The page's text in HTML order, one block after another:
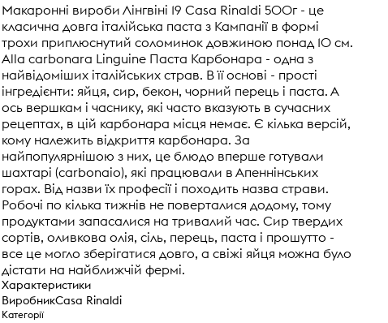
Макаронні вироби Лінгвіні 19 Casa Rinaldi 500г - це
класична довга італійська паста з Кампанії в формі
трохи приплюснутий соломинок довжиною понад 10 см.
Alla carbonara Linguine Паста Карбонара - одна з
найвідоміших італійських страв. В її основі - прості
інгредієнти: яйця, сир, бекон, чорний перець і паста. А
ось вершкам і часнику, які часто вказують в сучасних
рецептах, в цій карбонара місця немає. Є кілька версій,
кому належить відкриття карбонара. За
найпопулярнішою з них, це блюдо вперше готували
шахтарі (carbonaio), які працювали в Апеннінських
горах. Від назви їх професії і походить назва страви.
Робочі по кілька тижнів не поверталися додому, тому
продуктами запасалися на тривалий час. Сир твердих
сортів, оливкова олія, сіль, перець, паста і прошутто -
все це могло зберігатися довго, а свіжі яйця можна було
дістати на найближчій фермі.
Характеристики
ВиробникCasa Rinaldi
Категорії